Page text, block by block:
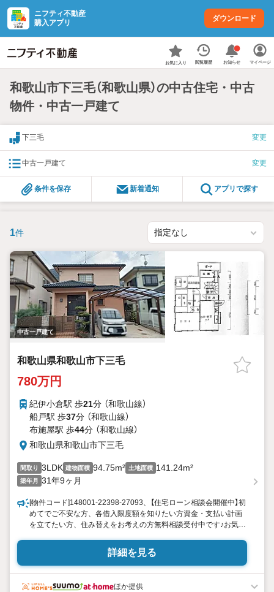
ニフティ不動産
購入アプリ
ダウンロード
お気に入り 閲覧履歴 お知らせ マイページ
和歌山市下三毛（和歌山県）の中古住宅・中古
物件・中古一戸建て
下三毛 変更
中古一戸建て 変更
条件を保存 新着通知 アプリで探す
1件
中古一戸建て
和歌山県和歌山市下三毛
780万円
紀伊小倉駅 歩21分 （和歌山線）
船戸駅 歩37分 （和歌山線）
布施屋駅 歩44分 （和歌山線）
和歌山県和歌山市下三毛
間取り 3LDK 建物面積 94.75m² 土地面積 141.24m²
築年月 31年9ヶ月
[物件コード]148001-22398-27093、【住宅ローン相談会開催中】初
めてでご不安な方、各借入限度額を知りたい方資金・支払い計画
を立てたい方、住み替えをお考えの方無料相談受付中です♪お気軽
詳細を見る
ほか提供